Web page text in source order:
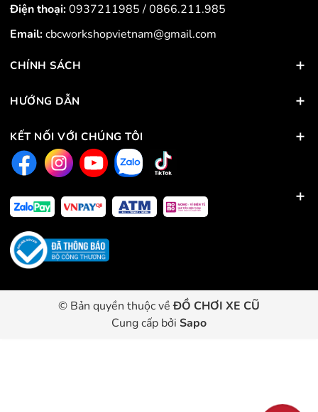
Điện thoại:0937211985/0866.211.985
Email:cbcworkshopvietnam@gmail.com
CHÍNH SÁCH
HƯỚNG DẪN
KẾT NỐI VỚI CHÚNG TÔI
© Bản quyền thuộc vềĐỒ CHƠI XE CŨ
Cung cấp bởi Sapo